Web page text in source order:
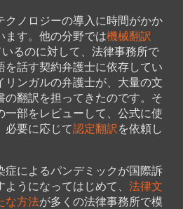
クノロジーの導入に時間がかか
ます。他の分野では機械翻訳
るのに対して、法律事務所で
を話す契約弁護士に依存してい
リンガルの弁護士が、大量の文
の翻訳を担ってきたのです。そ
一部をレビューして、公式に使
必要に応じて認定翻訳 を依頼し
症によるパンデミックが国際訴
うになってはじめて、 法律文
な方法が多くの法律事務所で模